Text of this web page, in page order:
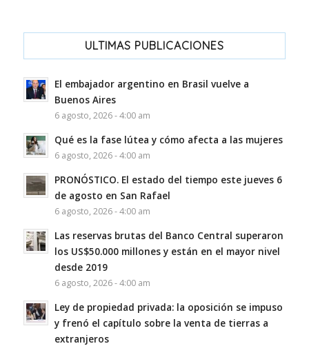
ULTIMAS PUBLICACIONES
El embajador argentino en Brasil vuelve a
Buenos Aires
6 agosto, 2026 - 4:00 am
Qué es la fase lútea y cómo afecta a las mujeres
6 agosto, 2026 - 4:00 am
PRONÓSTICO. El estado del tiempo este jueves 6
de agosto en San Rafael
6 agosto, 2026 - 4:00 am
Las reservas brutas del Banco Central superaron
los US$50.000 millones y están en el mayor nivel
desde 2019
6 agosto, 2026 - 4:00 am
Ley de propiedad privada: la oposición se impuso
y frenó el capítulo sobre la venta de tierras a
extranjeros